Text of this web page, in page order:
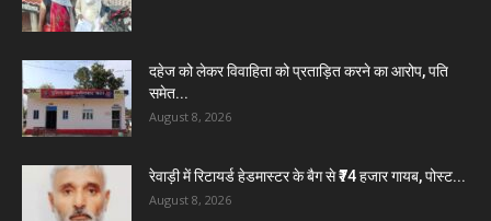
दहेज को लेकर विवाहिता को प्रताड़ित करने का आरोप, पति
समेत...
August 8, 2026
रेवाड़ी में रिटायर्ड हेडमास्टर के बैग से ₹74 हजार गायब, पोस्ट...
August 8, 2026